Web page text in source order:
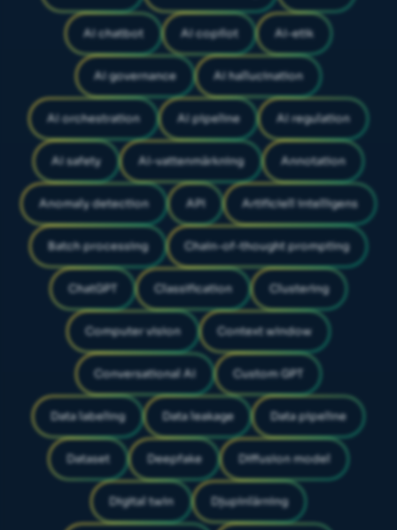
AI chatbot AI copilot AI-etik
AI governance AI hallucination
AI orchestration AI pipeline AI regulation
AI safety AI-vattenmärkning Annotation
Anomaly detection API Artificiell intelligens
Batch processing Chain-of-thought prompting
ChatGPT Classification Clustering
Computer vision Context window
Conversational AI Custom GPT
Data labeling Data leakage Data pipeline
Dataset Deepfake Diffusion model
Digital twin Djupinlärning